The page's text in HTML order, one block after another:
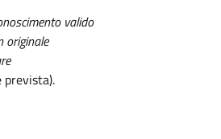
valido
originale
prevista).